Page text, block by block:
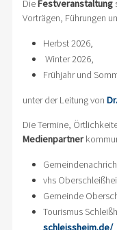
DieFestveranstaltung
Vorträgen, Führungen
Herbst 2026,
Winter 2026,
Frühjahr und
unter der Leitung von
Die Termine,
Medienpartner
vhs
Gemeinde
Tourismus
schleissheim.de/